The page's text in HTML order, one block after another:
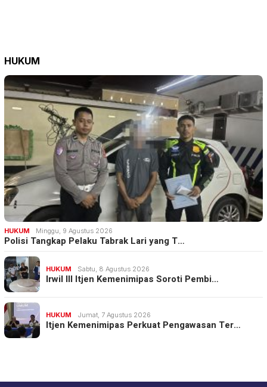
HUKUM
HUKUM Minggu, 9 Agustus 2026
Polisi Tangkap Pelaku Tabrak Lari yang T…
HUKUM Sabtu, 8 Agustus 2026
Irwil III Itjen Kemenimipas Soroti Pembi…
HUKUM Jumat, 7 Agustus 2026
Itjen Kemenimipas Perkuat Pengawasan Ter…